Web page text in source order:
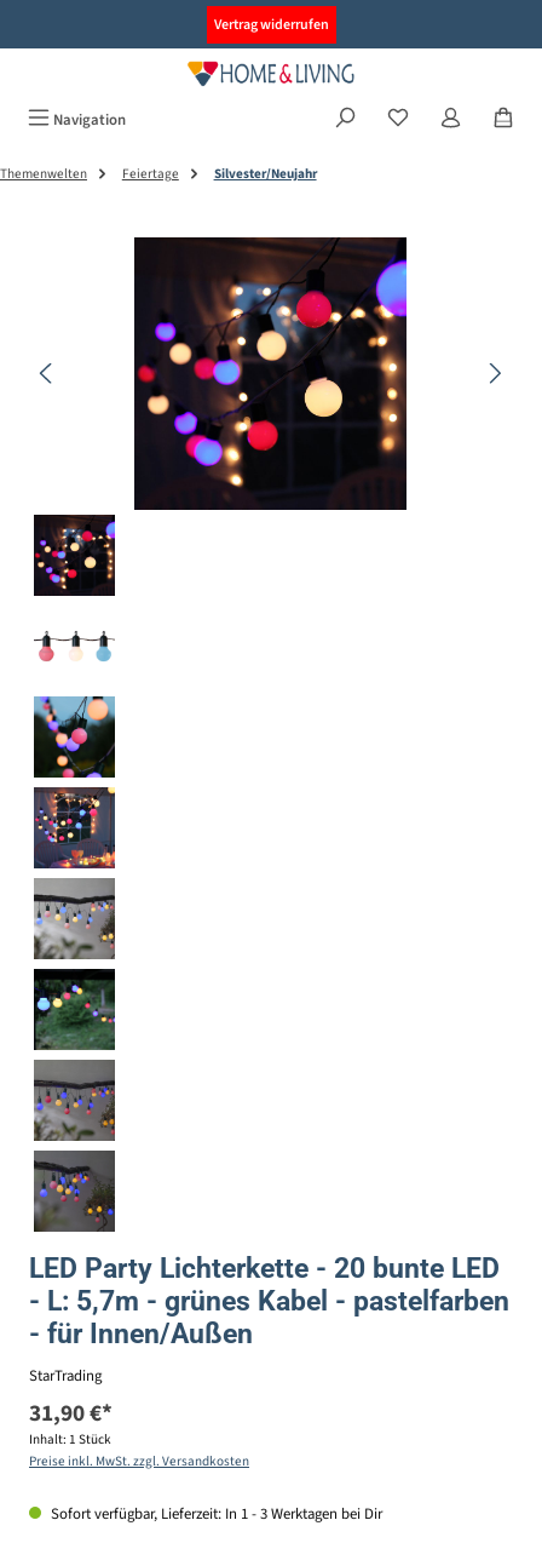
Vertrag widerrufen
Navigation
Themenwelten Feiertage Silvester/Neujahr
LED Party Lichterkette - 20 bunte LED
- L: 5,7m - grünes Kabel - pastelfarben
- für Innen/Außen
StarTrading
31,90 €*
Inhalt: 1 Stück
Preise inkl. MwSt. zzgl. Versandkosten
Sofort verfügbar, Lieferzeit: In 1 - 3 Werktagen bei Dir